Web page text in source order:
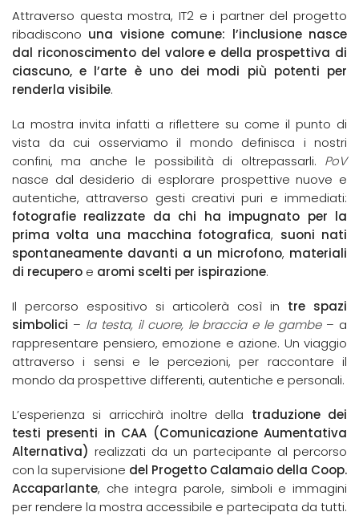
Attraverso questa mostra, IT2 e i partner del progetto
ribadiscono una visione comune: l’inclusione nasce
dal riconoscimento del valore e della prospettiva di
ciascuno, e l’arte è uno dei modi più potenti per
renderla visibile.
La mostra invita infatti a riflettere su come il punto di
vista da cui osserviamo il mondo definisca i nostri
confini, ma anche le possibilità di oltrepassarli. PoV
nasce dal desiderio di esplorare prospettive nuove e
autentiche, attraverso gesti creativi puri e immediati:
fotografie realizzate da chi ha impugnato per la
prima volta una macchina fotografica, suoni nati
spontaneamente davanti a un microfono, materiali
di recupero e aromi scelti per ispirazione.
Il percorso espositivo si articolerà così in tre spazi
simbolici – la testa, il cuore, le braccia e le gambe– a
rappresentare pensiero, emozione e azione. Un viaggio
attraverso i sensi e le percezioni, per raccontare il
mondo da prospettive differenti, autentiche e personali.
L’esperienza si arricchirà inoltre della traduzione dei
testi presenti in CAA (Comunicazione Aumentativa
Alternativa) realizzati da un partecipante al percorso
con la supervisione del Progetto Calamaio della Coop.
Accaparlante, che integra parole, simboli e immagini
per rendere la mostra accessibile e partecipata da tutti.